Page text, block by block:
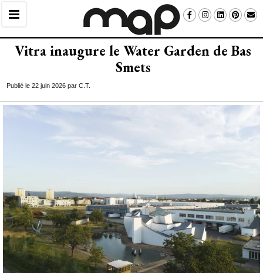
Vitra inaugure le Water Garden de Bas
Smets
Publié le 22 juin 2026 par C.T.